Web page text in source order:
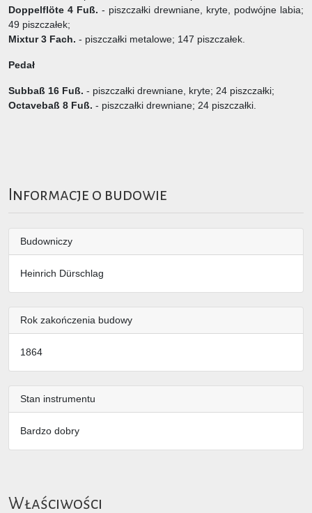
Doppelflöte 4 Fuß. - piszczałki drewniane, kryte, podwójne labia;
49 piszczałek;
Mixtur 3 Fach. - piszczałki metalowe; 147 piszczałek.
Pedał
Subbaß 16 Fuß. - piszczałki drewniane, kryte; 24 piszczałki;
Octavebaß 8 Fuß. - piszczałki drewniane; 24 piszczałki.
Informacje o budowie
Budowniczy
Heinrich Dürschlag
Rok zakończenia budowy
1864
Stan instrumentu
Bardzo dobry
Właściwości